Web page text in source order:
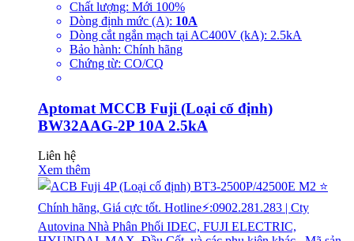
Chất lượng: Mới 100%
Dòng định mức (A): 10A
Dòng cắt ngắn mạch tại AC400V (kA): 2.5kA
Bảo hành: Chính hãng
Chứng từ: CO/CQ
Aptomat MCCB Fuji (Loại cố định)
BW32AAG-2P 10A 2.5kA
Liên hệ
Xem thêm